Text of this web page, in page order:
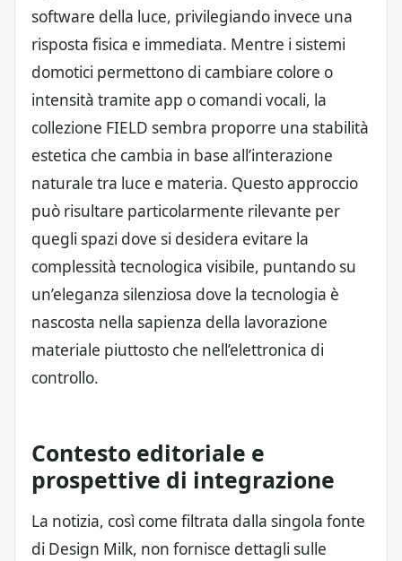
software della luce, privilegiando invece una
risposta fisica e immediata. Mentre i sistemi
domotici permettono di cambiare colore o
intensità tramite app o comandi vocali, la
collezione FIELD sembra proporre una stabilità
estetica che cambia in base all’interazione
naturale tra luce e materia. Questo approccio
può risultare particolarmente rilevante per
quegli spazi dove si desidera evitare la
complessità tecnologica visibile, puntando su
un’eleganza silenziosa dove la tecnologia è
nascosta nella sapienza della lavorazione
materiale piuttosto che nell’elettronica di
controllo.
Contesto editoriale e
prospettive di integrazione
La notizia, così come filtrata dalla singola fonte
di Design Milk, non fornisce dettagli sulle